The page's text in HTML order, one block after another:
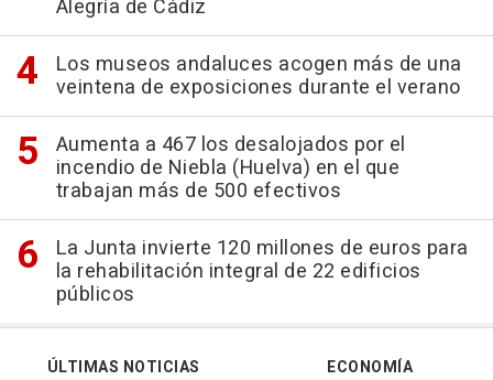
Alegría de Cádiz
Los museos andaluces acogen más de una
veintena de exposiciones durante el verano
Aumenta a 467 los desalojados por el
incendio de Niebla (Huelva) en el que
trabajan más de 500 efectivos
La Junta invierte 120 millones de euros para
la rehabilitación integral de 22 edificios
públicos
ÚLTIMAS NOTICIAS
ECONOMÍA